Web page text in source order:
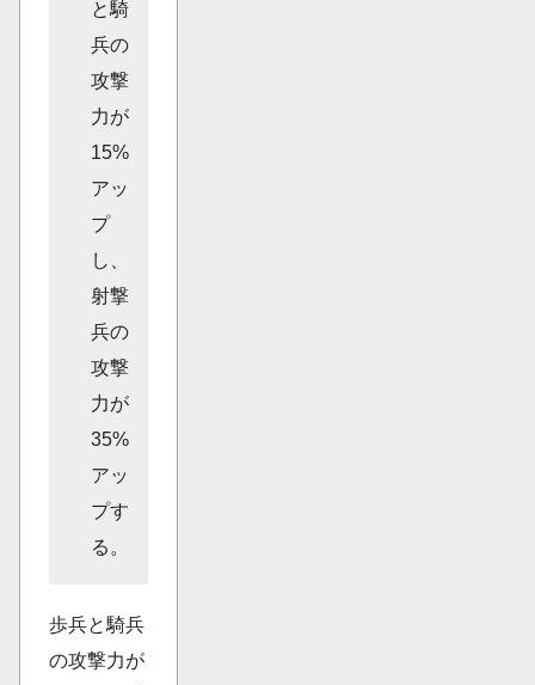
と騎
兵の
攻撃
力が
15%
アッ
プ
し、
射撃
兵の
攻撃
力が
35%
アッ
プす
る。
歩兵と騎兵
の攻撃力が